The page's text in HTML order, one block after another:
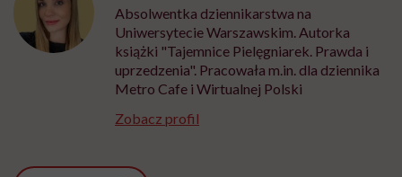
Absolwentka dziennikarstwa na
Uniwersytecie Warszawskim. Autorka
książki "Tajemnice Pielęgniarek. Prawda i
uprzedzenia". Pracowała m.in. dla dziennika
Metro Cafe i Wirtualnej Polski
Zobacz profil